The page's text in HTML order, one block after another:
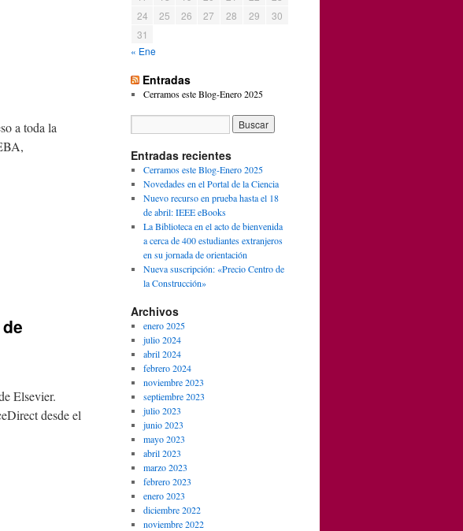
a toda la
Elsevier.
desde el
24
25 26 27 28 29
30
31
« Ene
Entradas
Cerramos este Blog-Enero 2025
Entradas recientes
Cerramos este Blog-Enero 2025
Novedades en el Portal de la Ciencia
Nuevo recurso en prueba hasta el 18
de abril: IEEE eBooks
La Biblioteca en el acto de bienvenida
a cerca de 400 estudiantes extranjeros
en su jornada de orientación
Nueva suscripción: «Precio Centro de
la Construcción»
Archivos
enero 2025
julio 2024
abril 2024
febrero 2024
noviembre 2023
septiembre 2023
julio 2023
junio 2023
mayo 2023
abril 2023
marzo 2023
febrero 2023
enero 2023
diciembre 2022
noviembre 2022